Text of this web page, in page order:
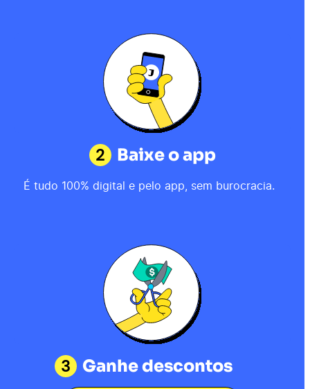
2 Baixe o app
É tudo 100% digital e pelo app, sem burocracia.
3 Ganhe descontos